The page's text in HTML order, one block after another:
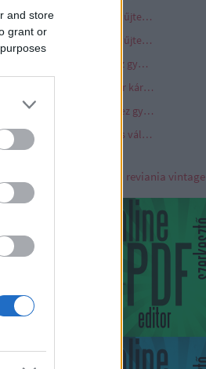
and store
grant or
Long Play vinyl hanglemez gyűjtemény 2. oldal
Long Play vinyl hanglemez gyűjtemény 3. oldal
Medium Play vinyl hanglemez gyűjtemény
Quaestor törvény - a Quaestor károsultak kárrendezését biztosító követeléskezelő alap létrehozásáról
Standard Play vinyl hanglemez gyűjtemény
Villanymotor - egyenáramú és váltóáramú villanymotorok a cipős dobozban
reviania vintage
kerámia